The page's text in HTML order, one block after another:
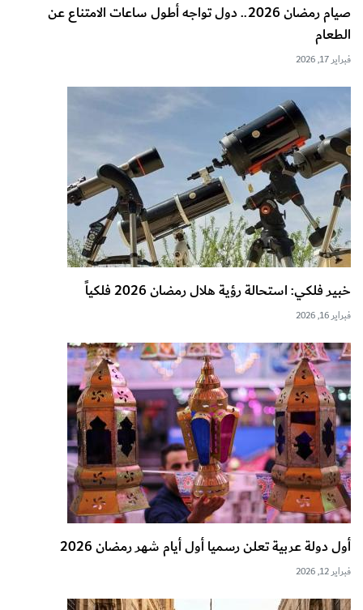
صيام رمضان 2026.. دول تواجه أطول ساعات الامتناع عن
الطعام
فبراير 17, 2026
خبير فلكي: استحالة رؤية هلال رمضان 2026 فلكياً
فبراير 16, 2026
أول دولة عربية تعلن رسميا أول أيام شهر رمضان 2026
فبراير 12, 2026